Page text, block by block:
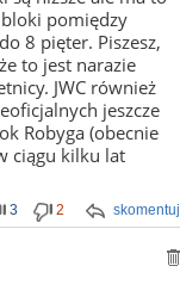
pomiędzy
8 pięter. Piszesz,
to jest narazie
JWC również
jeszcze
Robyga (obecnie
ciągu kilku lat
skomentuj
3 2